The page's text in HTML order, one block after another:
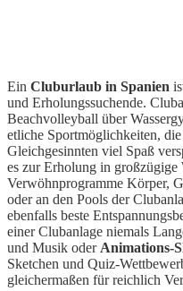
Ein Cluburlaub in Spanien
und Erholungssuchende.
Beachvolleyball über
etliche Sportmöglichkeiten,
Gleichgesinnten viel Spaß
es zur Erholung in großzügige
Verwöhnprogramme Körper,
oder an den Pools der
ebenfalls beste
einer Clubanlage niemals
und Musik oder Animations-
Sketchen und Quiz-
gleichermaßen für reichlich